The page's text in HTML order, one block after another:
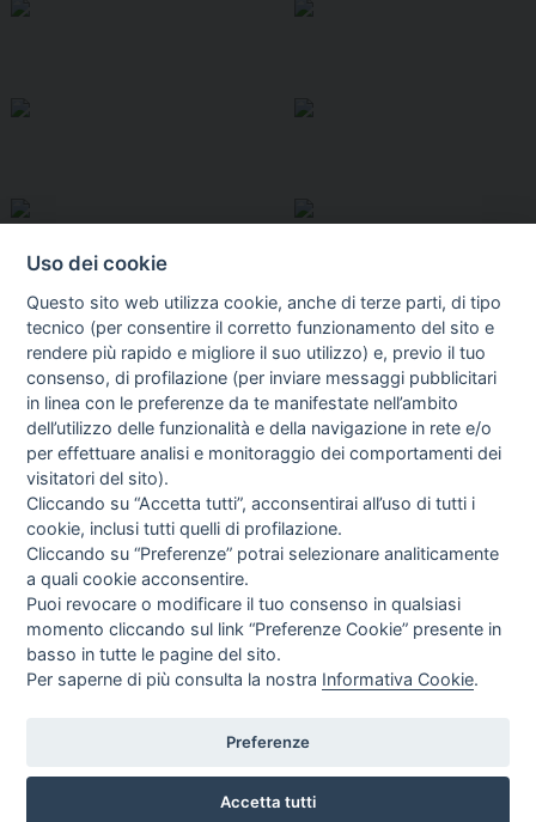
I libri Vedi tutti
Direttrice Responsabile: Alessandra Costante | Registrazione al Tribunale Civile
Uso dei cookie
Questo sito web utilizza cookie, anche di terze parti, di tipo
tecnico (per consentire il corretto funzionamento del sito e
rendere più rapido e migliore il suo utilizzo) e, previo il tuo
consenso, di profilazione (per inviare messaggi pubblicitari
in linea con le preferenze da te manifestate nell’ambito
dell’utilizzo delle funzionalità e della navigazione in rete e/o
per effettuare analisi e monitoraggio dei comportamenti dei
visitatori del sito).
Cliccando su “Accetta tutti”, acconsentirai all’uso di tutti i
cookie, inclusi tutti quelli di profilazione.
Cliccando su “Preferenze” potrai selezionare analiticamente
a quali cookie acconsentire.
Puoi revocare o modificare il tuo consenso in qualsiasi
momento cliccando sul link “Preferenze Cookie” presente in
basso in tutte le pagine del sito.
Per saperne di più consulta la nostra Informativa Cookie.
Preferenze
Accetta tutti